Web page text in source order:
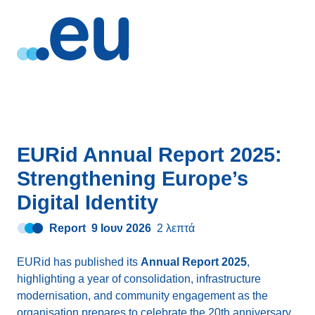
EURid Annual Report 2025:
Strengthening Europe’s
Digital Identity
Report 9 Ιουν 2026 2 λεπτά
EURid has published its Annual Report 2025,
highlighting a year of consolidation, infrastructure
modernisation, and community engagement as the
organisation prepares to celebrate the 20th anniversary